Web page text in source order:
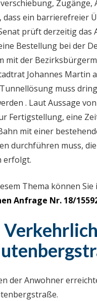
dass ein barrierefreier
prüft derzeitig das
Bestellung bei der
mit der
Johannes Martin
muss
. Laut Aussage
Fertigstellung, eine
mit einer
durchführen muss,
erfolgt.
Thema können
Anfrage Nr. 18/
der Anwohner